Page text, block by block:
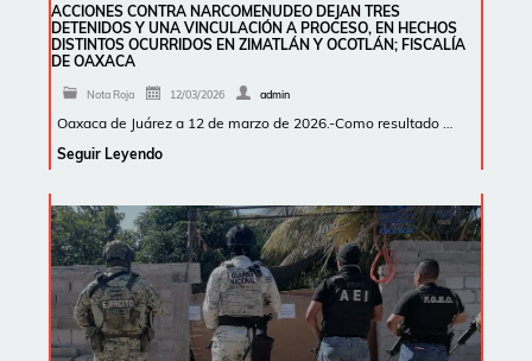
ACCIONES CONTRA NARCOMENUDEO DEJAN TRES
DETENIDOS Y UNA VINCULACIÓN A PROCESO, EN HECHOS
DISTINTOS OCURRIDOS EN ZIMATLÁN Y OCOTLÁN; FISCALÍA
DE OAXACA
Nota Roja 12/03/2026 admin
Oaxaca de Juárez a 12 de marzo de 2026.-Como resultado …
Seguir Leyendo